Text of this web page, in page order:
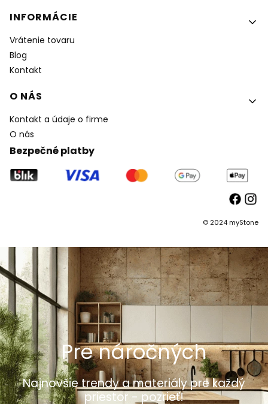
INFORMÁCIE
Vrátenie tovaru
Blog
Kontakt
O NÁS
Kontakt a údaje o firme
O nás
Bezpečné platby
© 2024 myStone
Pre náročných
Najnovšie trendy a materiály pre každý
priestor - pozrieť!